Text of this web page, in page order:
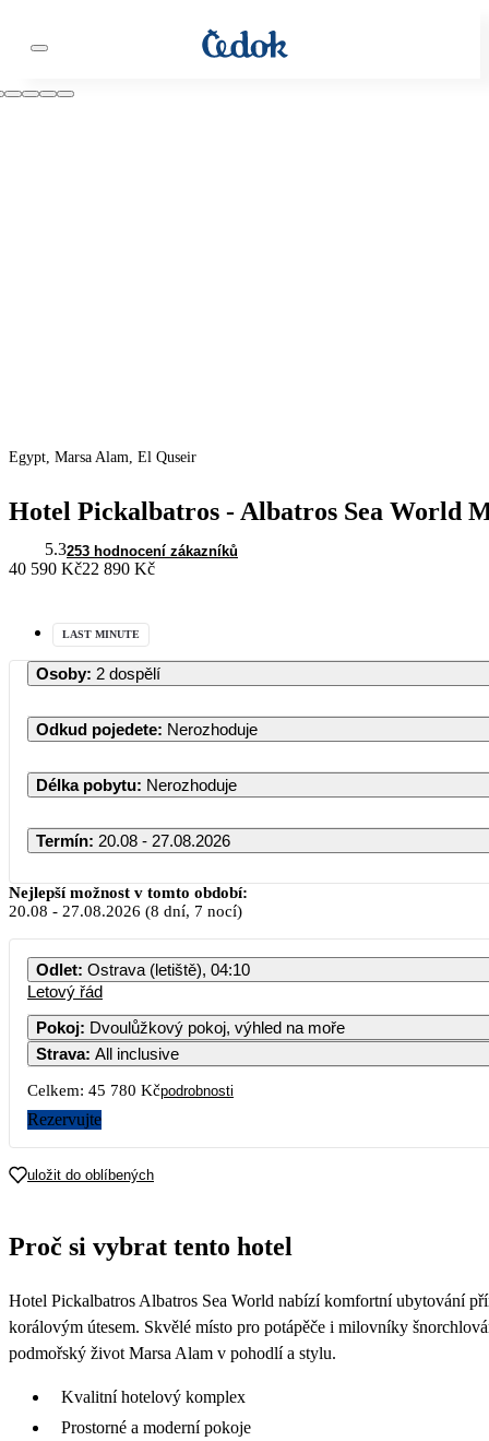
Egypt, Marsa Alam, El Quseir
Hotel Pickalbatros - Albatros Sea World
5.3253 hodnocení zákazníků
40 590 Kč22 890 Kč
LAST MINUTE
Osoby: 2 dospělí
Odkud pojedete: Nerozhoduje
Délka pobytu: Nerozhoduje
Termín: 20.08 - 27.08.2026
Srpen 2026
PO ÚT ST ČT PÁ
Nejlepší možnost v tomto období:
20.08 - 27.08.2026 (8 dní, 7 nocí)
Odlet: Ostrava (letiště), 04:10
Letový řád
Pokoj: Dvoulůžkový pokoj, výhled na moře
Strava: All inclusive
Celkem: 45 780 Kčpodrobnosti
Rezervujte
uložit do oblíbených
Proč si vybrat tento hotel
Hotel Pickalbatros Albatros Sea World nabízí komfortní ubytování
korálovým útesem. Skvělé místo pro potápěče i milovníky
podmořský život Marsa Alam v pohodlí a stylu.
Kvalitní hotelový komplex
Prostorné a moderní pokoje